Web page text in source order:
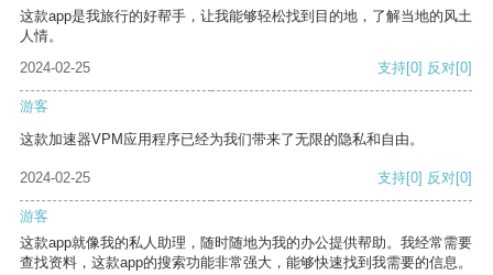
这款app是我旅行的好帮手，让我能够轻松找到目的地，了解当地的风土
人情。
2024-02-25
支持[0] 反对[0]
游客
这款加速器VPM应用程序已经为我们带来了无限的隐私和自由。
2024-02-25 支持[0] 反对[0]
游客
这款app就像我的私人助理，随时随地为我的办公提供帮助。我经常需要
查找资料，这款app的搜索功能非常强大，能够快速找到我需要的信息。